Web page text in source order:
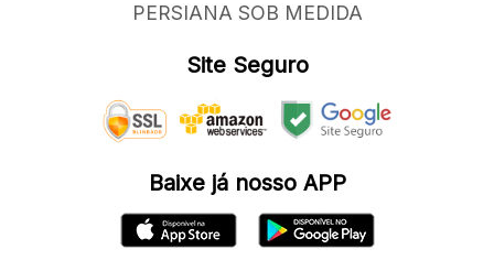
PERSIANA SOB MEDIDA
Site Seguro
Baixe já nosso APP